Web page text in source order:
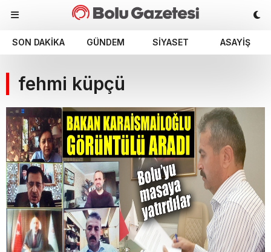
SON DAKIKA GÜNDEM SIYASET ASAYIŞ
fehmi küpçü